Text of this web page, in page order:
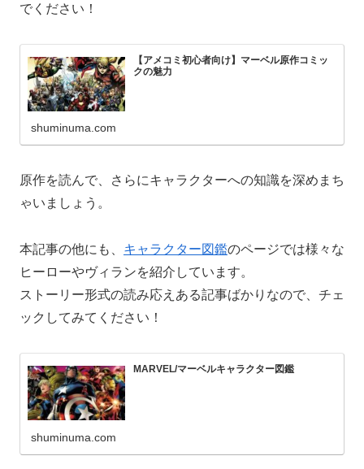
でください！
【アメコミ初心者向け】マーベル原作コミッ
クの魅力
shuminuma.com
原作を読んで、さらにキャラクターへの知識を深めまち
ゃいましょう。
本記事の他にも、 キャラクター図鑑のページでは様々な
ヒーローやヴィランを紹介しています。
ストーリー形式の読み応えある記事ばかりなので、チェ
ックしてみてください！
MARVEL/マーベルキャラクター図鑑
shuminuma.com